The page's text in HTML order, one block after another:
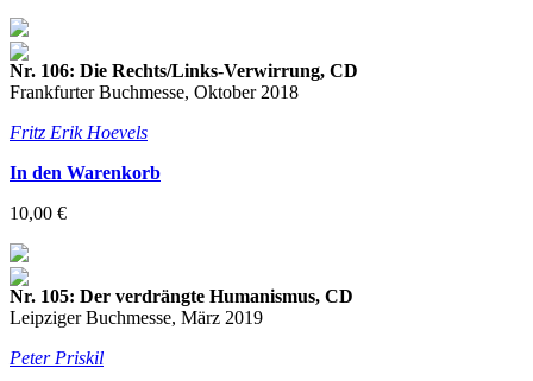
Nr. 106: Die Rechts/Links-Verwirrung, CD
Frankfurter Buchmesse, Oktober 2018
Fritz Erik Hoevels
In den Warenkorb
10,00 €
Nr. 105: Der verdrängte Humanismus, CD
Leipziger Buchmesse, März 2019
Peter Priskil